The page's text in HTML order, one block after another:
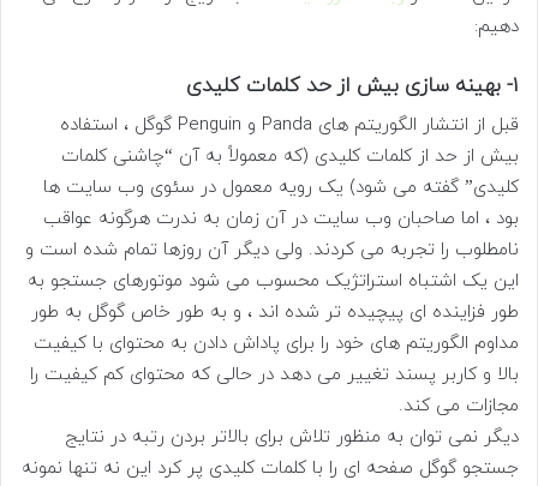
دهیم:
1- بهینه سازی بیش از حد کلمات کلیدی
قبل از انتشار الگوریتم های Panda و Penguin گوگل ، استفاده
بیش از حد از کلمات کلیدی (که معمولاً به آن “چاشنی کلمات
کلیدی” گفته می شود) یک رویه معمول در سئوی وب سایت ها
بود ، اما صاحبان وب سایت در آن زمان به ندرت هرگونه عواقب
نامطلوب را تجربه می کردند. ولی دیگر آن روزها تمام شده است و
این یک اشتباه استراتژیک محسوب می شود موتورهای جستجو به
طور فزاینده ای پیچیده تر شده اند ، و به طور خاص گوگل به طور
مداوم الگوریتم های خود را برای پاداش دادن به محتوای با کیفیت
بالا و کاربر پسند تغییر می دهد در حالی که محتوای کم کیفیت را
مجازات می کند.
دیگر نمی توان به منظور تلاش برای بالاتر بردن رتبه در نتایج
جستجو گوگل صفحه ای را با کلمات کلیدی پر کرد این نه تنها نمونه